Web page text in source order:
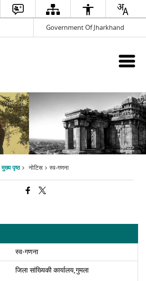
Government Of Jharkhand
मुख्य पृष्ठ नोटिस स्व-गणना
स्व-गणना
जिला सांख्यिकी कार्यालय,गुमला